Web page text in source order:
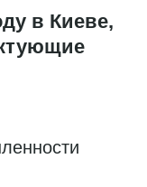
в Киеве,